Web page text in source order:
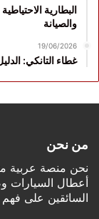
البطارية
والصيانة
19/06/2026
غطاء التانكي:
من نحن
نحن منصة
أعطال السيارات
السائقين على فهم